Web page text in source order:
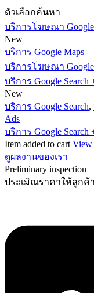
ตัวเลือกค้นหา
บริการโฆษณา
New
บริการ Google Maps
บริการโฆษณา
บริการ Google Search
New
บริการ Google Search,
Ads
บริการ Google Search
Item added to cart View
ดูผลงานของเรา
Preliminary inspection
ประเมิณราคาให้ลูกค้